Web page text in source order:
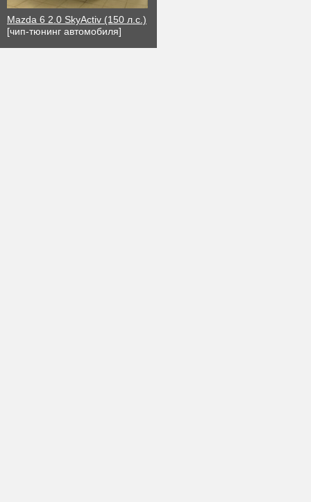
Mazda 6 2.0 SkyActiv (150 л.с.)
[чип-тюнинг автомобиля]